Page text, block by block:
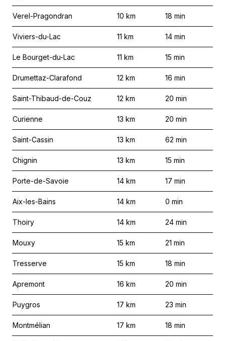
Verel-Pragondran 10 km 18 min
Viviers-du-Lac 11 km 14 min
Le Bourget-du-Lac 11 km 15 min
Drumettaz-Clarafond 12 km 16 min
Saint-Thibaud-de-Couz 12 km 20 min
Curienne 13 km 20 min
Saint-Cassin 13 km 62 min
Chignin 13 km 15 min
Porte-de-Savoie 14 km 17 min
Aix-les-Bains 14 km 0 min
Thoiry 14 km 24 min
Mouxy 15 km 21 min
Tresserve 15 km 18 min
Apremont 16 km 20 min
Puygros 17 km 23 min
Montmélian 17 km 18 min